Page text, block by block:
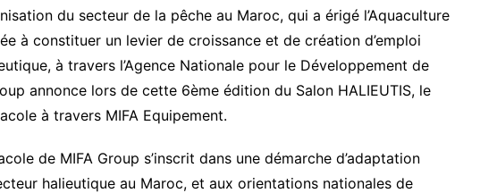
du secteur de la pêche au Maroc, qui a érigé l’Aquaculture
à constituer un levier de croissance et de création d’emploi
à travers l’Agence Nationale pour le Développement de
annonce lors de cette 6ème édition du Salon HALIEUTIS, le
à travers MIFA Equipement.
de MIFA Group s’inscrit dans une démarche d’adaptation
halieutique au Maroc, et aux orientations nationales de